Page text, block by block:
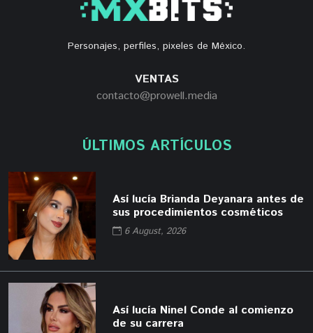
Personajes, perfiles, pixeles de México.
VENTAS
contacto@prowell.media
ÚLTIMOS ARTÍCULOS
Así lucía Brianda Deyanara antes de
sus procedimientos cosméticos
6 August, 2026
Así lucía Ninel Conde al comienzo
de su carrera